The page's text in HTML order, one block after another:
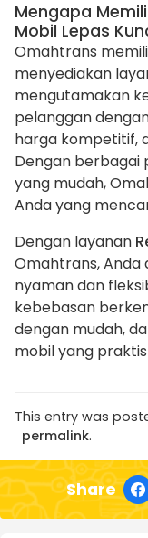
Mengapa
Mobil Lepas
Omahtrans
menyediakan
mengutamakan
pelanggan
harga kompetitif,
Dengan berbagai
yang mudah,
Anda yang
Dengan layanan
Omahtrans,
nyaman dan
kebebasan
dengan mudah,
mobil yang
This entry was
permalink.
Share